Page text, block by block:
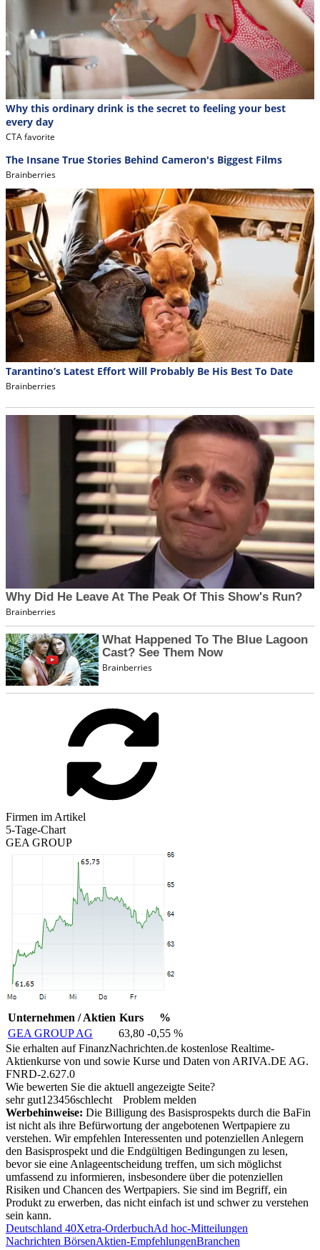
Firmen im Artikel
5-Tage-Chart
GEA GROUP
Unternehmen / Aktien Kurs
%
GEA GROUP AG
63,80 -0,55 %
Sie erhalten auf FinanzNachrichten.de kostenlose Realtime-
Aktienkurse von und sowie Kurse und Daten von ARIVA.DE AG.
FNRD-2.627.0
Wie bewerten Sie die aktuell angezeigte Seite?
sehr gut1 23456schlecht
Problem melden
Werbehinweise: Die Billigung des Basisprospekts durch die BaFin
ist nicht als ihre Befürwortung der angebotenen Wertpapiere zu
verstehen. Wir empfehlen Interessenten und potenziellen Anlegern
den Basisprospekt und die Endgültigen Bedingungen zu lesen,
bevor sie eine Anlageentscheidung treffen, um sich möglichst
umfassend zu informieren, insbesondere über die potenziellen
Risiken und Chancen des Wertpapiers. Sie sind im Begriff, ein
Produkt zu erwerben, das nicht einfach ist und schwer zu verstehen
sein kann.
Deutschland 40Xetra-OrderbuchAd hoc-Mitteilungen
Nachrichten BörsenAktien-EmpfehlungenBranchen